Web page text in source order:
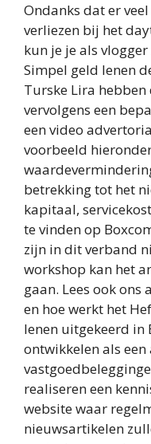
Ondanks dat er
verliezen bij het
kun je je als
Simpel geld lenen
Turske Lira
vervolgens een
een video
voorbeeld
betrekking tot het
kapitaal,
te vinden op
zijn in dit verband
workshop kan het
gaan. Lees ook
en hoe werkt het
lenen uitgekeerd in
ontwikkelen als
realiseren een
website waar
nieuwsartikelen